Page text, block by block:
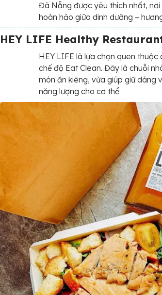
Đà Nẵng được yêu thích nhất,
hoàn hảo giữa dinh dưỡng –
HEY LIFE Healthy
HEY LIFE là lựa chọn quen
chế độ Eat Clean. Đây là chuỗi
món ăn kiêng, vừa giúp giữ dáng
năng lượng cho cơ thể.